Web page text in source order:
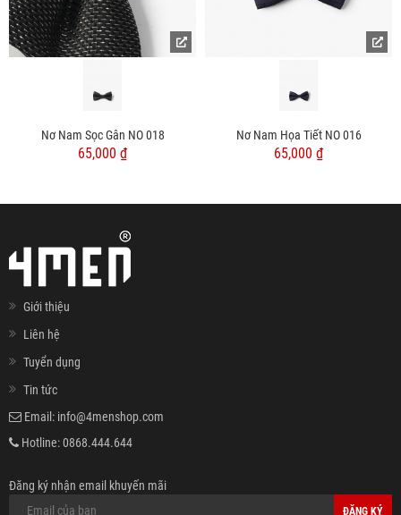
Nơ Nam Sọc Gân NO 018
65,000 ₫
Nơ Nam Họa Tiết NO 016
65,000 ₫
Giới thiệu
Liên hệ
Tuyển dụng
Tin tức
Email: info@4menshop.com
Hotline:0868.444.644
Đăng ký nhận email khuyến mãi
ĐĂNG KÝ